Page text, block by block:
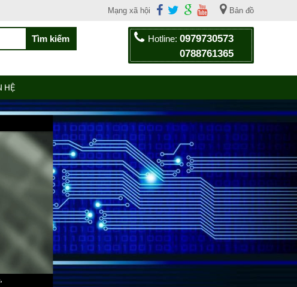
Bản đồ
Mạng xã hội
Hotline: 0979730573
0788761365
HỆ